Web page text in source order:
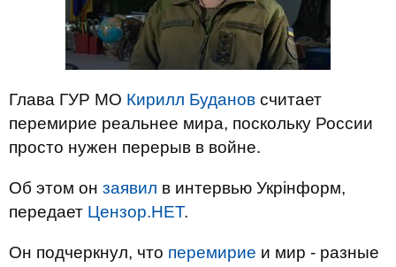
Глава ГУР МО Кирилл Буданов считает
перемирие реальнее мира, поскольку России
просто нужен перерыв в войне.
Об этом он заявил в интервью Укрінформ,
передает Цензор.НЕТ.
Он подчеркнул, что перемирие и мир - разные